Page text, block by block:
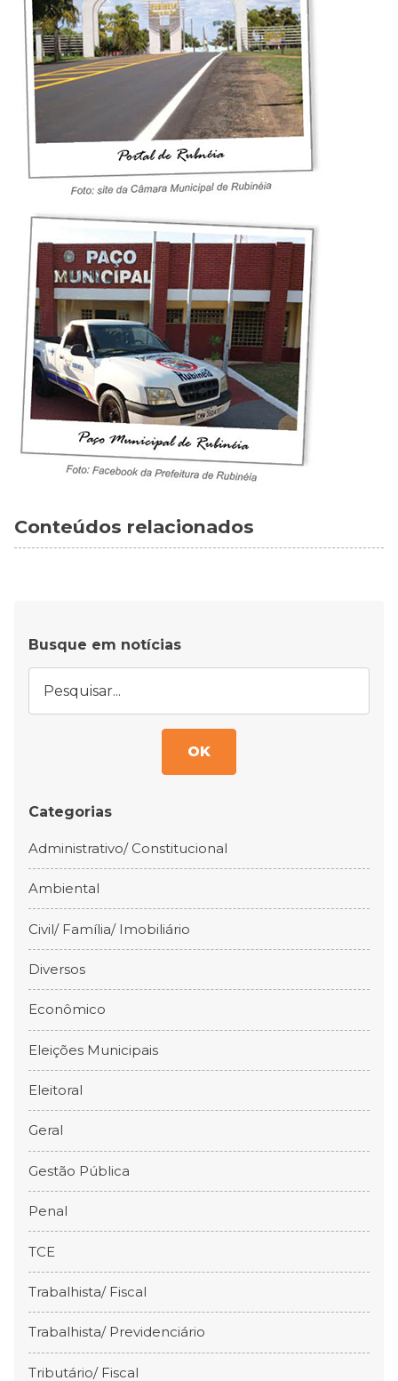
Conteúdos relacionados
Busque em notícias
OK
Categorias
Administrativo/ Constitucional
Ambiental
Civil/ Família/ Imobiliário
Diversos
Econômico
Eleições Municipais
Eleitoral
Geral
Gestão Pública
Penal
TCE
Trabalhista/ Fiscal
Trabalhista/ Previdenciário
Tributário/ Fiscal